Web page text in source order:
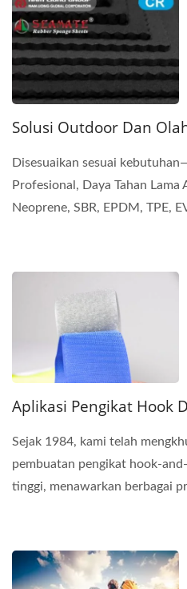
Solusi Outdoor Dan
Disesuaikan sesuai
Profesional, Daya Tahan Lama
Neoprene, SBR, EPDM, TPE,
Aplikasi Pengikat Hook
Sejak 1984, kami telah
pembuatan pengikat hook-
tinggi, menawarkan berbagai